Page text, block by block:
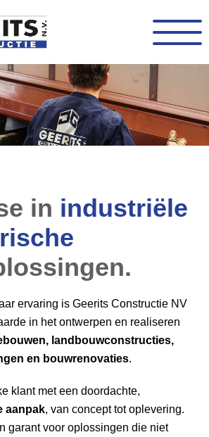
in industriële
ervaring is Geerits Constructie NV
in het ontwerpen en realiseren
landbouwconstructies,
en bouwrenovaties.
klant met een doordachte,
aanpak, van concept tot oplevering.
garant voor oplossingen die niet